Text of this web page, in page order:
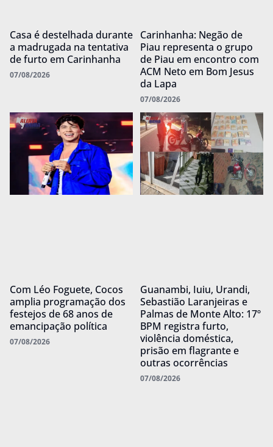
Casa é destelhada durante
a madrugada na tentativa
de furto em Carinhanha
07/08/2026
Carinhanha: Negão de
Piau representa o grupo
de Piau em encontro com
ACM Neto em Bom Jesus
da Lapa
07/08/2026
Com Léo Foguete, Cocos
amplia programação dos
festejos de 68 anos de
emancipação política
07/08/2026
Guanambi, Iuiu, Urandi,
Sebastião Laranjeiras e
Palmas de Monte Alto: 17º
BPM registra furto,
violência doméstica,
prisão em flagrante e
outras ocorrências
07/08/2026